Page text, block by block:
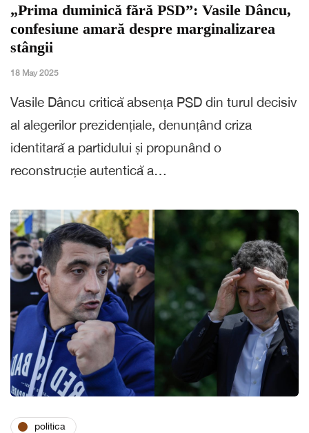
„Prima duminică fără PSD”: Vasile Dâncu,
confesiune amară despre marginalizarea
stângii
18 May 2025
Vasile Dâncu critică absența PSD din turul decisiv
al alegerilor prezidențiale, denunțând criza
identitară a partidului și propunând o
reconstrucție autentică a…
politica